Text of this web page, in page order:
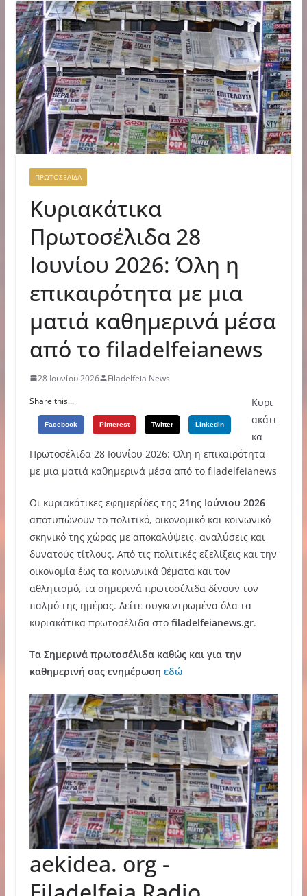
ΠΡΩΤΟΣΕΛΙΔΑ
Κυριακάτικα
Πρωτοσέλιδα 28
Ιουνίου 2026: Όλη η
επικαιρότητα με μια
ματιά καθημερινά μέσα
από το filadelfeianews
28 Ιουνίου 2026
Filadelfeia News
Share this...
Facebook Pinterest Twitter Linkedin
Κυρι
ακάτι
κα
Πρωτοσέλιδα 28 Ιουνίου 2026: Όλη η επικαιρότητα
με μια ματιά καθημερινά μέσα από το filadelfeianews
Οι κυριακάτικες εφημερίδες της 21ης Ιούνιου 2026
αποτυπώνουν το πολιτικό, οικονομικό και κοινωνικό
σκηνικό της χώρας με αποκαλύψεις, αναλύσεις και
δυνατούς τίτλους. Από τις πολιτικές εξελίξεις και την
οικονομία έως τα κοινωνικά θέματα και τον
αθλητισμό, τα σημερινά πρωτοσέλιδα δίνουν τον
παλμό της ημέρας. Δείτε συγκεντρωμένα όλα τα
κυριακάτικα πρωτοσέλιδα στο filadelfeianews.gr.
Τα Σημερινά πρωτοσέλιδα καθώς και για την
καθημερινή σας ενημέρωση εδώ
aekidea. org -